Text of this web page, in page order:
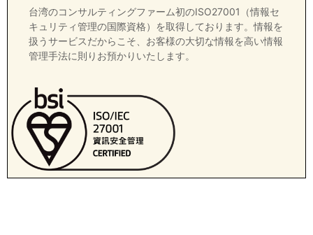
台湾のコンサルティングファーム初のISO27001（情報セ
キュリティ管理の国際資格）を取得しております。情報を
扱うサービスだからこそ、お客様の大切な情報を高い情報
管理手法に則りお預かりいたします。